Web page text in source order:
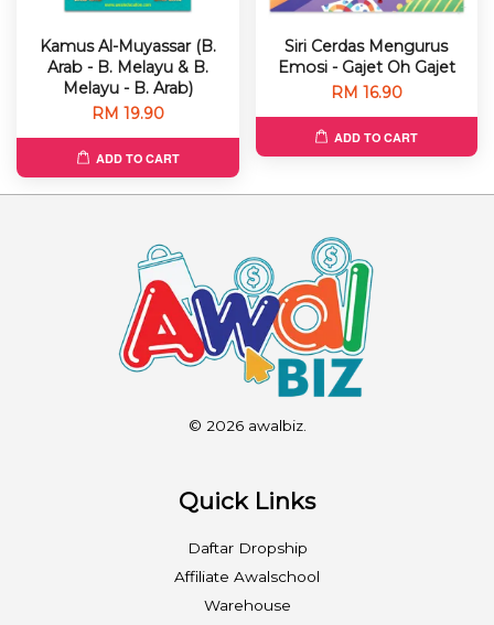
Kamus Al-Muyassar (B.
Arab - B. Melayu & B.
Melayu - B. Arab)
RM 19.90
ADD TO CART
Siri Cerdas Mengurus
Emosi - Gajet Oh Gajet
RM 16.90
ADD TO CART
© 2026 awalbiz.
Quick Links
Daftar Dropship
Affiliate Awalschool
Warehouse